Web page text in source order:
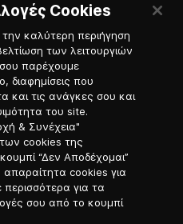
Cookies
καλύτερη περιήγηση
των λειτουργιών
παρέχουμε
διαφημίσεις που
και τις ανάγκες σου και
του site.
& Συνέχεια"
cookies της
“Δεν Αποδέχομαι”
cookies για
για τα
σου από το κουμπί